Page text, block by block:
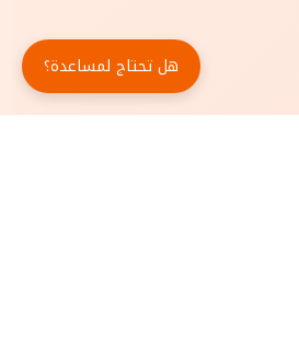
هل تحتاج لمساعدة؟